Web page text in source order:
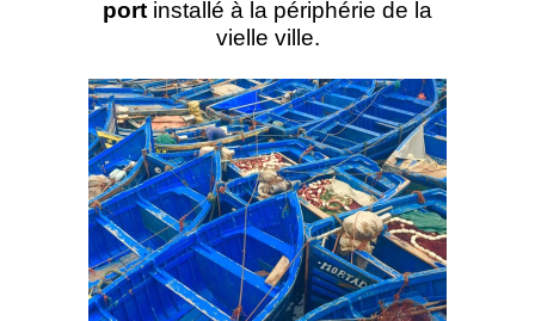
port installé à la périphérie de la
vielle ville.